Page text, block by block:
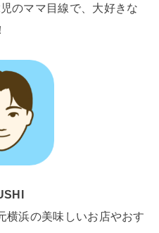
のママ目線で、大好きな
横浜の美味しいお店やおす